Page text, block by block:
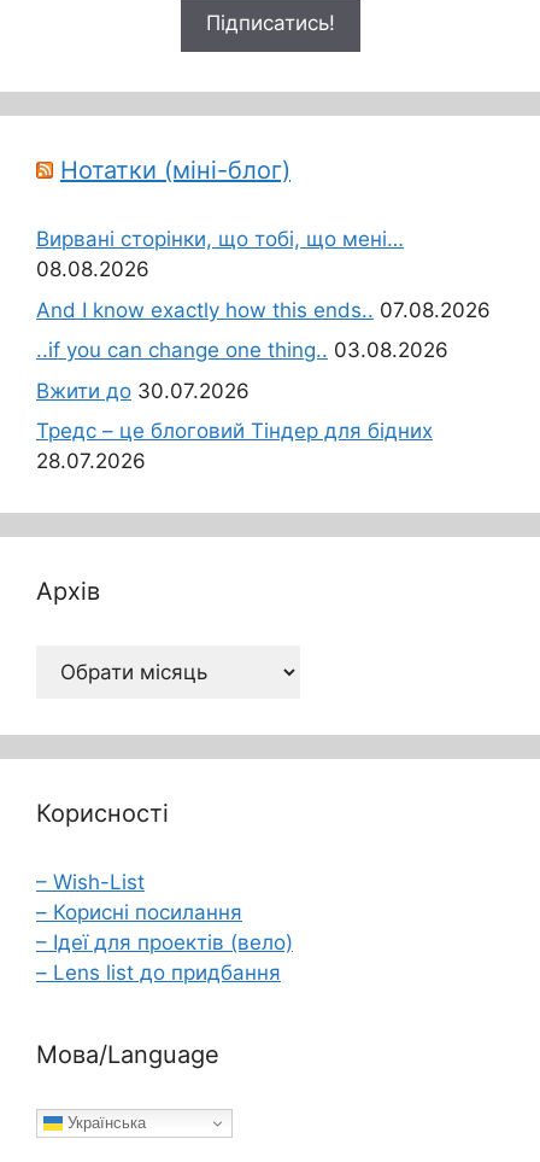
Нотатки (міні-блог)
Вирвані сторінки, що тобі, що мені…
08.08.2026
And I know exactly how this ends.. 07.08.2026
..if you can change one thing.. 03.08.2026
Вжити до 30.07.2026
Тредс – це блоговий Тіндер для бідних
28.07.2026
Архів
Архів
Корисності
– Wish-List
– Корисні посилання
– Ідеї для проектів (вело)
– Lens list до придбання
Мова/Language
Українська